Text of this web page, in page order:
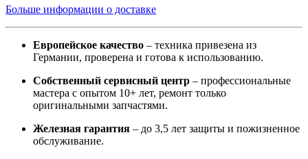
Больше информации о доставке
Европейское качество – техника привезена из
Германии, проверена и готова к использованию.
Собственный сервисный центр – профессиональные
мастера с опытом 10+ лет, ремонт только
оригинальными запчастями.
Железная гарантия – до 3,5 лет защиты и пожизненное
обслуживание.